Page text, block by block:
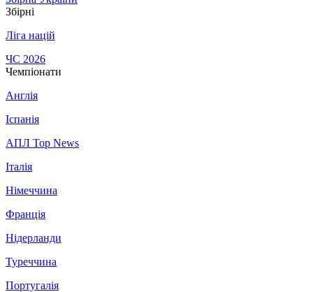
Збірні
Ліга націй
ЧС 2026
Чемпіонати
Англія
Іспанія
АПЛ Top News
Італія
Німеччина
Франція
Нідерланди
Туреччина
Португалія